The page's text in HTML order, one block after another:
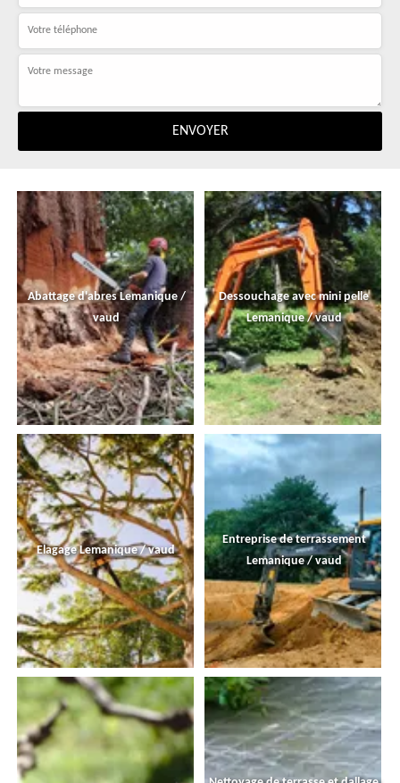
Abattage d'abres Lemanique /
vaud
Dessouchage avec mini pelle
Lemanique / vaud
Elagage Lemanique / vaud
Entreprise de terrassement
Lemanique / vaud